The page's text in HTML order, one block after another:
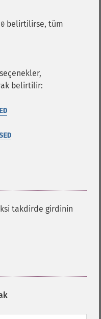
0 belirtilirse, tüm
belirtilir:
takdirde girdinin